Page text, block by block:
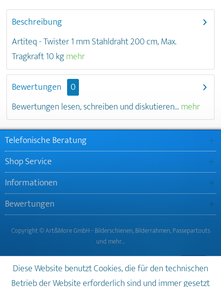
Beschreibung
Artiteq - Twister 1 mm Stahldraht 200 cm, Max.
Tragkraft 10 kgmehr
Bewertungen
0
Bewertungen lesen, schreiben und diskutieren... mehr
Telefonische Beratung
Shop Service
Informationen
Bewertungen
Copyright © Art&More GmbH - Bilderschienen, Bilderrahmen, Passepartouts
und mehr…
Diese Website benutzt Cookies, die für den technischen
Betrieb der Website erforderlich sind und immer gesetzt